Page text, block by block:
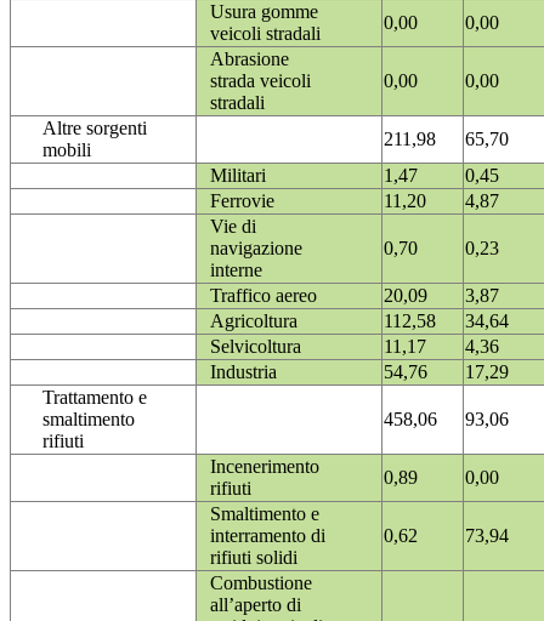
Usura gomme
veicoli stradali
0,00
0,00
Abrasione
strada veicoli
stradali
0,00 0,00
Altre sorgenti
mobili
211,98
65,70
Militari
1,47
0,45
Ferrovie
11,20
4,87
Vie di
navigazione
interne
0,70 0,23
Traffico aereo 20,09
3,87
Agricoltura
112,58
34,64
Selvicoltura
11,17
4,36
Industria
54,76
17,29
Trattamento e
smaltimento
rifiuti
458,06 93,06
Incenerimento
rifiuti
0,89
0,00
Smaltimento e
interramento di
rifiuti solidi
0,62 73,94
Combustione
all’aperto di